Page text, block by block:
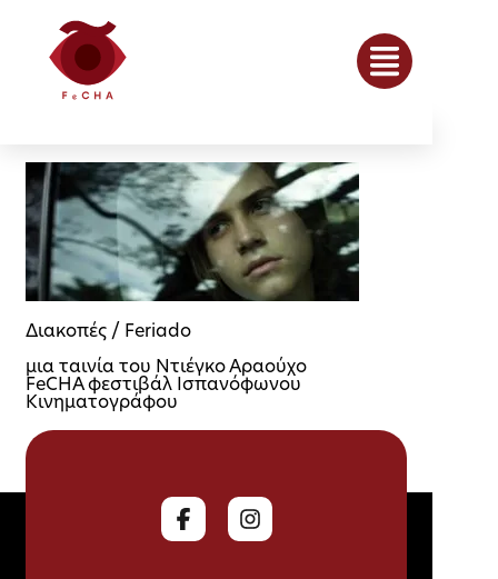
Διακοπές / Feriado
μια ταινία του Ντιέγκο Αραούχο
FeCHA φεστιβάλ Ισπανόφωνου
Κινηματογράφου